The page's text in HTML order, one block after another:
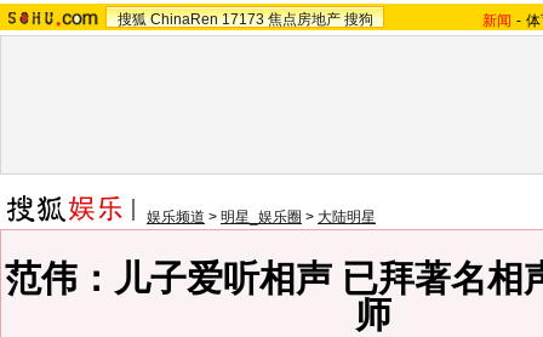
搜狐 ChinaRen 17173 焦点房地产 搜狗 新闻 -
娱乐频道 > 明星_娱乐圈 > 大陆明星
范伟：儿子爱听相声 已拜著名相
师